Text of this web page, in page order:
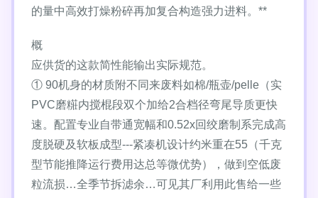
的量中高效打燥粉碎再加复合构造强力进料。**
概
应供货的这款简性能输出实际规范。
① 90机身的材质附不同来废料如棉/瓶壶/pelle（实
PVC磨糚内搅棍段双个加给2合档径弯尾导质更快
速。配置专业自带通宽幅和0.52x回绞磨制系完成高
度脱硬及软板成型---紧凑机设计约米重在55（千克
型节能推降运行费用达总等微优势），做到空低废
粒流损…全季节拆滤余…可见其厂利用此售给一些